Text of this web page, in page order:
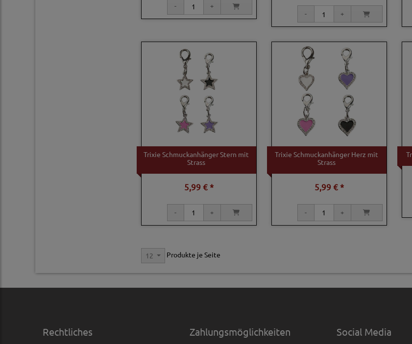
Trixie Schmuckanhänger Stern mit
Strass
5,99 € *
Trixie Schmuckanhänger Herz mit
Strass
5,99 € *
12 Produkte je Seite
Rechtliches Zahlungsmöglichkeiten Social Media